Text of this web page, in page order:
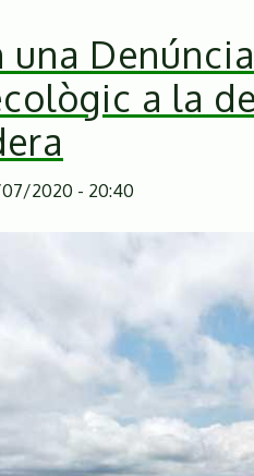
una
a la
2020 - 20:40